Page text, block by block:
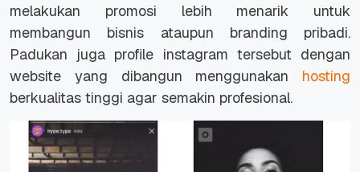
melakukan promosi lebih menarik untuk
membangun bisnis ataupun branding pribadi.
Padukan juga profile instagram tersebut dengan
website yang dibangun menggunakan hosting
berkualitas tinggi agar semakin profesional.